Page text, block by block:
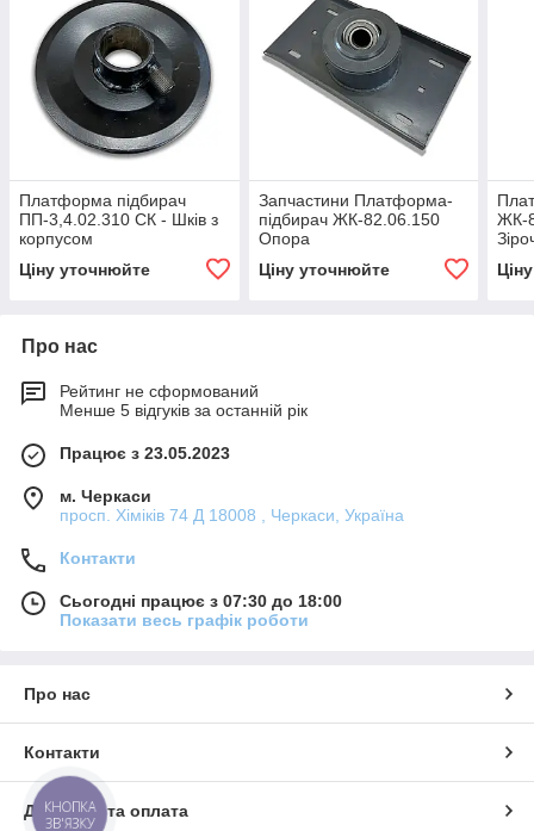
Платформа підбирач
ПП-3,4.02.310 СК - Шків з
корпусом
Ціну уточнюйте
Запчастини Платформа-
підбирач ЖК-82.06.150
Опора
Ціну уточнюйте
ЖК-
Про нас
Рейтинг не сформований
Менше 5 відгуків за останній рік
Працює з 23.05.2023
м. Черкаси
просп. Хіміків 74 Д 18008 , Черкаси, Україна
Контакти
Сьогодні працює з 07:30 до 18:00
Показати весь графік роботи
Про нас
Контакти
Доставка та оплата
КНОПКА
ЗВ'ЯЗКУ